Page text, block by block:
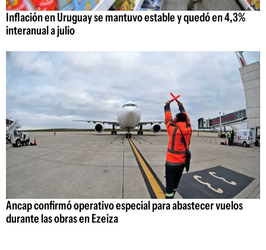
Inflación en Uruguay se mantuvo estable y quedó en 4,3%
interanual a julio
Ancap confirmó operativo especial para abastecer vuelos
durante las obras en Ezeiza